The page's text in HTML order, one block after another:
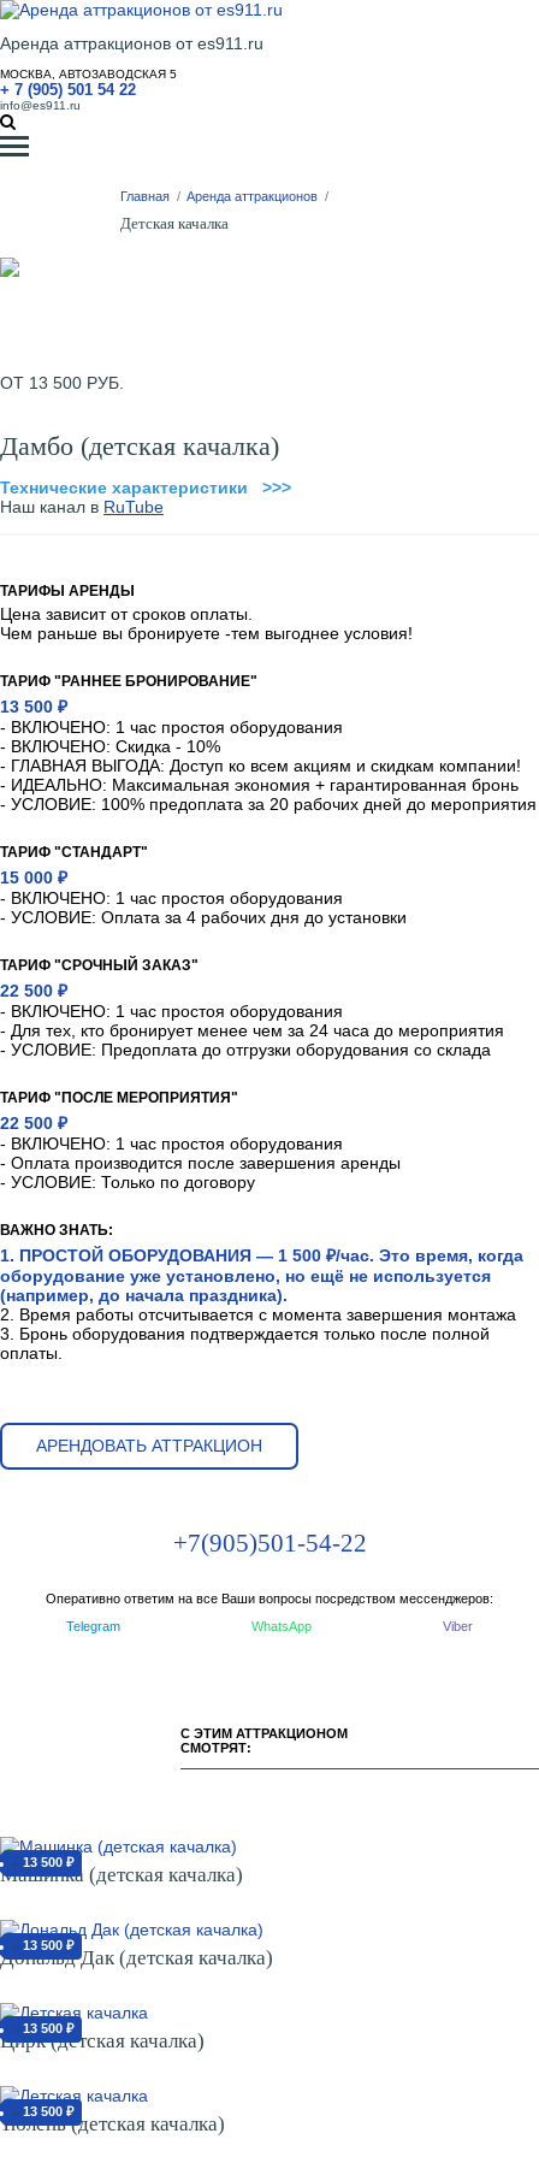
Аренда аттракционов от es911.ru
МОСКВА, АВТОЗАВОДСКАЯ 5
+ 7 (905) 501 54 22
info@es911.ru
Главная / Аренда аттракционов /
Детская качалка
ОТ 13 500 РУБ.
Дамбо (детская качалка)
Технические характеристики >>>
Наш канал в RuTube
ТАРИФЫ АРЕНДЫ
Цена зависит от сроков оплаты.
Чем раньше вы бронируете -тем выгоднее условия!
ТАРИФ "РАННЕЕ БРОНИРОВАНИЕ"
13 500 ₽
- ВКЛЮЧЕНО: 1 час простоя оборудования
- ВКЛЮЧЕНО: Скидка - 10%
- ГЛАВНАЯ ВЫГОДА: Доступ ко всем акциям и скидкам компании!
- ИДЕАЛЬНО: Максимальная экономия + гарантированная бронь
- УСЛОВИЕ: 100% предоплата за 20 рабочих дней до мероприятия
ТАРИФ "СТАНДАРТ"
15 000 ₽
- ВКЛЮЧЕНО: 1 час простоя оборудования
- УСЛОВИЕ: Оплата за 4 рабочих дня до установки
ТАРИФ "СРОЧНЫЙ ЗАКАЗ"
22 500 ₽
- ВКЛЮЧЕНО: 1 час простоя оборудования
- Для тех, кто бронирует менее чем за 24 часа до мероприятия
- УСЛОВИЕ: Предоплата до отгрузки оборудования со склада
ТАРИФ "ПОСЛЕ МЕРОПРИЯТИЯ"
22 500 ₽
- ВКЛЮЧЕНО: 1 час простоя оборудования
- Оплата производится после завершения аренды
- УСЛОВИЕ: Только по договору
ВАЖНО ЗНАТЬ:
1. ПРОСТОЙ ОБОРУДОВАНИЯ — 1 500 ₽/час. Это время, когда
оборудование уже установлено, но ещё не используется
(например, до начала праздника).
2. Время работы отсчитывается с момента завершения монтажа
3. Бронь оборудования подтверждается только после полной
оплаты.
АРЕНДОВАТЬ АТТРАКЦИОН
+7(905)501-54-22
Оперативно ответим на все Ваши вопросы посредством мессенджеров:
Telegram
WhatsApp Viber
С ЭТИМ АТТРАКЦИОНОМ
СМОТРЯТ:
от 13 500 ₽
Машинка (детская качалка)
от 13 500 ₽
Дональд Дак (детская качалка)
от 13 500 ₽
Цирк (детская качалка)
от 13 500 ₽
Тюлень (детская качалка)